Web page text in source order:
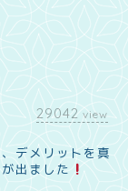
29042 view
デメリットを真
出ました